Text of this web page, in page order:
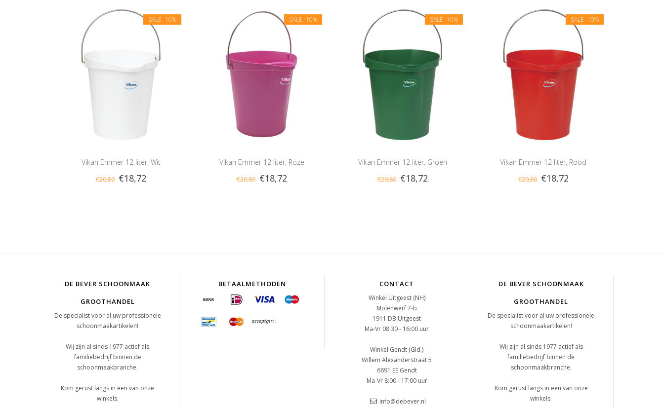
SALE -10%
Vikan Emmer 12 liter, Wit
€20,80 €18,72
SALE -10%
Vikan Emmer 12 liter, Roze
€20,80 €18,72
SALE -10%
Vikan Emmer 12 liter, Groen
€20,80 €18,72
SALE -10%
Vikan Emmer 12 liter, Rood
€20,80 €18,72
DE BEVER SCHOONMAAK
GROOTHANDEL
De specialist voor al uw professionele
schoonmaakartikelen!
Wij zijn al sinds 1977 actief als
familiebedrijf binnen de
schoonmaakbranche.
Kom gerust langs in een van onze
winkels.
BETAALMETHODEN CONTACT
Winkel Uitgeest (NH)
Molenwerf 7-b
1911 DB Uitgeest
Ma-Vr 08:30 - 16:00 uur
Winkel Gendt (Gld.)
Willem Alexanderstraat 5
6691 EE Gendt
Ma-Vr 8:00 - 17:00 uur
info@debever.nl
DE BEVER SCHOONMAAK
GROOTHANDEL
De specialist voor al uw professionele
schoonmaakartikelen!
Wij zijn al sinds 1977 actief als
familiebedrijf binnen de
schoonmaakbranche.
Kom gerust langs in een van onze
winkels.